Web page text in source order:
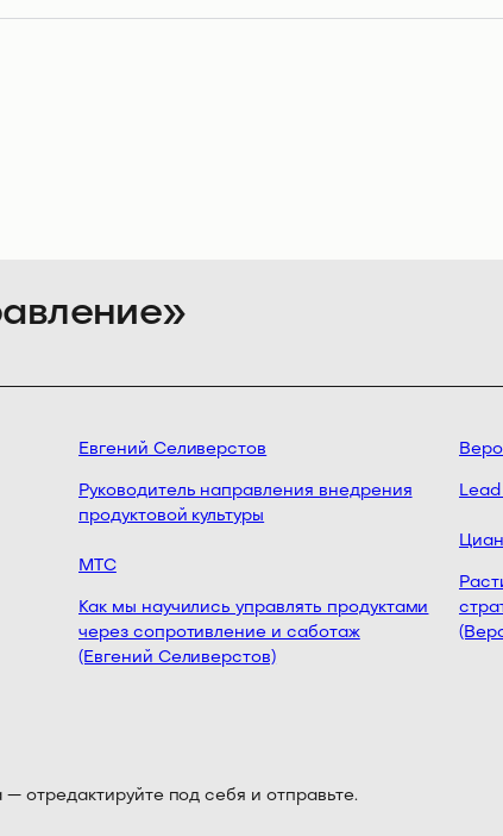
Евгений Селиверстов
Руководитель направления внедрения
продуктовой культуры
МТС
Как мы научились управлять продуктами
через сопротивление и саботаж
(Евгений Селиверстов)
Lead
Циан
отредактируйте под себя и отправьте.